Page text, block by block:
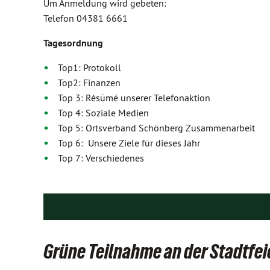
Um Anmeldung wird gebeten:
Telefon 04381 6661
Tagesordnung
Top1: Protokoll
Top2: Finanzen
Top 3: Résümé unserer Telefonaktion
Top 4: Soziale Medien
Top 5: Ortsverband Schönberg Zusammenarbeit
Top 6: Unsere Ziele für dieses Jahr
Top 7: Verschiedenes
Grüne Teilnahme an der